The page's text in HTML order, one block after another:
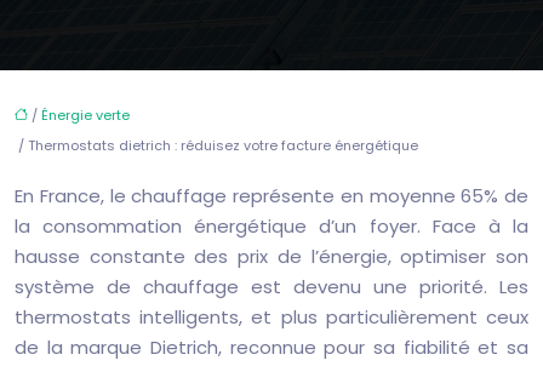
/ Énergie verte
/ Thermostats dietrich : réduisez votre facture énergétique
En France, le chauffage représente en moyenne 65% de
la consommation énergétique d’un foyer. Face à la
hausse constante des prix de l’énergie, optimiser son
système de chauffage est devenu une priorité. Les
thermostats intelligents, et plus particulièrement ceux
de la marque Dietrich, reconnue pour sa fiabilité et sa